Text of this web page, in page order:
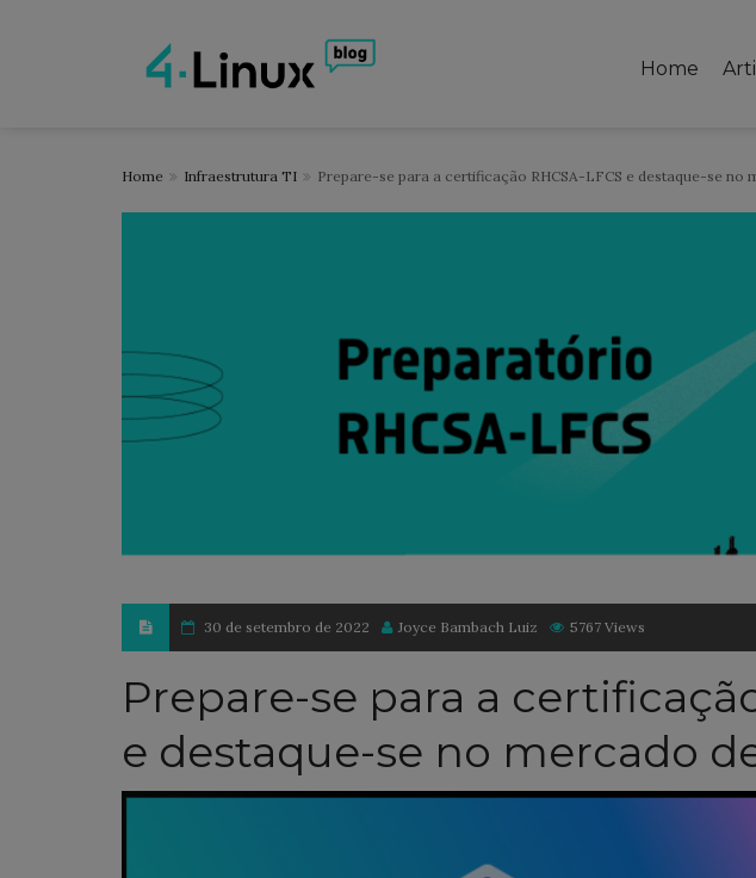
Home
Home Infraestrutura TI Prepare-se para a certificação RHCSA-LFCS e destaque-se no
30 de setembro de 2022 Joyce Bambach Luiz 5767 Views
Prepare-se para a
e destaque-se no mercado